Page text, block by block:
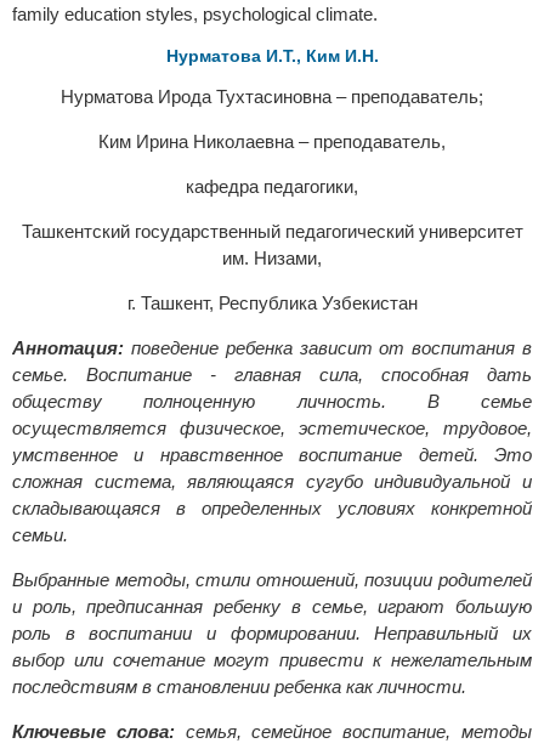
family education styles, psychological climate.
Нурматова И.Т., Ким И.Н.
Нурматова Ирода Тухтасиновна – преподаватель;
Ким Ирина Николаевна – преподаватель,
кафедра педагогики,
Ташкентский государственный педагогический университет
им. Низами,
г. Ташкент, Республика Узбекистан
Аннотация: поведение ребенка зависит от воспитания в
семье. Воспитание - главная сила, способная дать
обществу полноценную личность. В семье
осуществляется физическое, эстетическое, трудовое,
умственное и нравственное воспитание детей. Это
сложная система, являющаяся сугубо индивидуальной и
складывающаяся в определенных условиях конкретной
семьи.
Выбранные методы, стили отношений, позиции родителей
и роль, предписанная ребенку в семье, играют большую
роль в воспитании и формировании. Неправильный их
выбор или сочетание могут привести к нежелательным
последствиям в становлении ребенка как личности.
Ключевые слова:семья, семейное воспитание, методы